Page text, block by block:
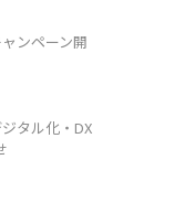
ンペーン開
タル化・DX